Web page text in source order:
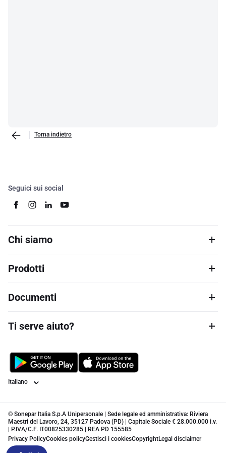
Torna indietro
Seguici sui social
Chi siamo
Prodotti
Documenti
Ti serve aiuto?
Lingua
© Sonepar Italia S.p.A Unipersonale | Sede legale ed amministrativa: Riviera
Maestri del Lavoro, 24, 35127 Padova (PD) | Capitale Sociale € 28.000.000 i.v.
| P.IVA/C.F. IT00825330285 | REA PD 155585
Privacy PolicyCookies policyGestisci i cookiesCopyrightLegal disclaimer